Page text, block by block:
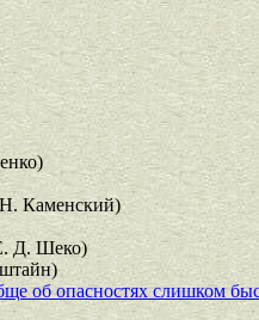
Каменский)
Д. Шеко)
об опасностях слишком